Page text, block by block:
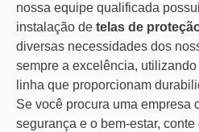
nossa equipe qualificada
instalação de telas de
diversas necessidades dos
sempre a excelência,
linha que proporcionam
Se você procura uma empresa
segurança e o bem-estar,